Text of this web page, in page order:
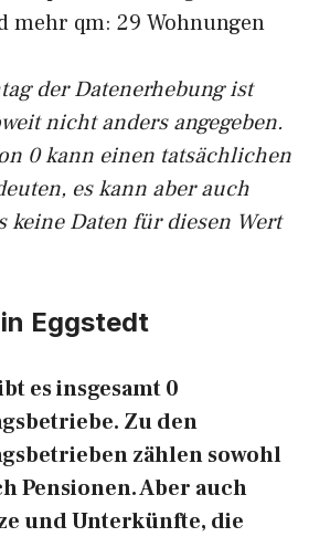
mehr qm: 29 Wohnungen
der Datenerhebung ist
nicht anders angegeben.
0 kann einen tatsächlichen
es kann aber auch
keine Daten für diesen Wert
Eggstedt
es insgesamt 0
Zu den
zählen sowohl
Pensionen. Aber auch
und Unterkünfte, die